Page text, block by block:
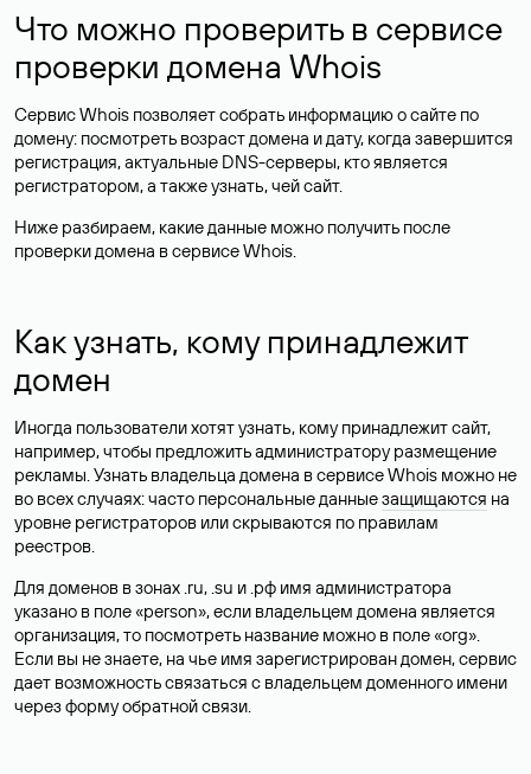
Что можно проверить в сервисе
проверки домена Whois
Сервис Whois позволяет собрать информацию о сайте по
домену: посмотреть возраст домена и дату, когда завершится
регистрация, актуальные DNS-серверы, кто является
регистратором, а также узнать, чей сайт.
Ниже разбираем, какие данные можно получить после
проверки домена в сервисе Whois.
Как узнать, кому принадлежит
домен
Иногда пользователи хотят узнать, кому принадлежит сайт,
например, чтобы предложить администратору размещение
рекламы. Узнать владельца домена в сервисе Whois можно не
во всех случаях: часто персональные данныезащищаются на
уровне регистраторов или скрываются по правилам
реестров.
Для доменов в зонах .ru, .su и .рф имя администратора
указано в поле «person», если владельцем домена является
организация, то посмотреть название можно в поле «org».
Если вы не знаете, на чье имя зарегистрирован домен, сервис
дает возможность связаться с владельцем доменного имени
через форму обратной связи.